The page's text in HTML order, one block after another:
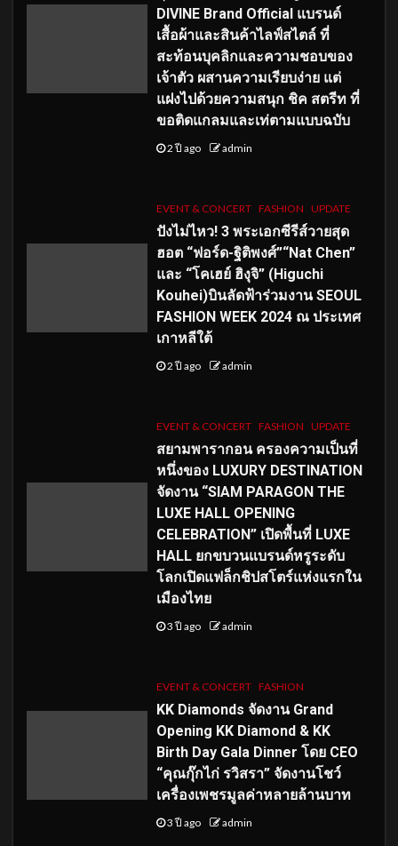
DIVINE Brand Official แบรนด์
เสื้อผ้าและสินค้าไลฟ์สไตล์ ที่
สะท้อนบุคลิกและความชอบของ
เจ้าตัว ผสานความเรียบง่าย แต่
แฝงไปด้วยความสนุก ชิค สตรีท ที่
ขอติดแกลมและเท่ตามแบบฉบับ
2 ปี ago admin
EVENT & CONCERT FASHION UPDATE
ปังไม่ไหว! 3 พระเอกซีรีส์วายสุด
ฮอต “ฟอร์ด-ฐิติพงศ์”“Nat Chen”
และ “โคเฮย์ ฮิงุจิ” (Higuchi
Kouhei)บินลัดฟ้าร่วมงาน SEOUL
FASHION WEEK 2024 ณ ประเทศ
เกาหลีใต้
2 ปี ago admin
EVENT & CONCERT FASHION UPDATE
สยามพารากอน ครองความเป็นที่
หนึ่งของ LUXURY DESTINATION
จัดงาน “SIAM PARAGON THE
LUXE HALL OPENING
CELEBRATION” เปิดพื้นที่ LUXE
HALL ยกขบวนแบรนด์หรูระดับ
โลกเปิดแฟล็กชิปสโตร์แห่งแรกใน
เมืองไทย
3 ปี ago admin
EVENT & CONCERT FASHION
KK Diamonds จัดงาน Grand
Opening KK Diamond & KK
Birth Day Gala Dinner โดย CEO
“คุณกุ๊กไก่ รวิสรา” จัดงานโชว์
เครื่องเพชรมูลค่าหลายล้านบาท
3 ปี ago admin